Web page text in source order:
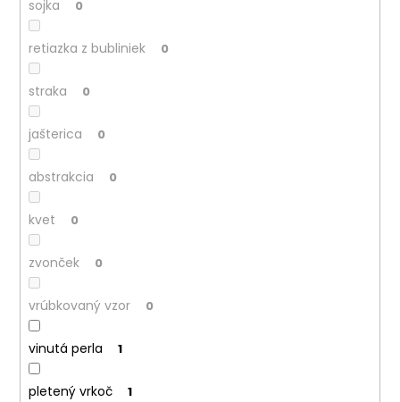
sojka 0
retiazka z bubliniek 0
straka 0
jašterica 0
abstrakcia 0
kvet 0
zvonček 0
vrúbkovaný vzor 0
vinutá perla 1
pletený vrkoč 1